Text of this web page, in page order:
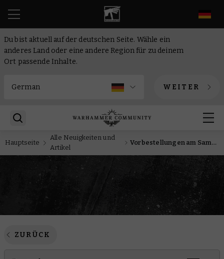
Du bist aktuell auf der deutschen Seite. Wähle ein
anderes Land oder eine andere Region für zu deinem
Ort passende Inhalte.
WEITER
Hauptseite
Alle Neuigkeiten und
Artikel
Vorbestellungen am Samstag: Streitmächte, Ciaphas Cain und das Zeitalter der Dunkelheit
ZURÜCK